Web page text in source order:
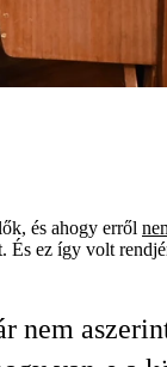
és ahogy erről
És ez így volt
nem